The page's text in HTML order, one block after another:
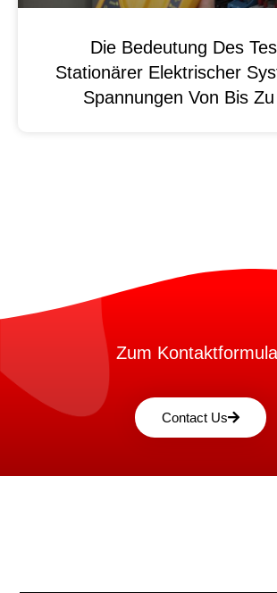
Die Bedeutung Des
Stationärer Elektrischer
Spannungen Von Bis
Zum
Contact Us